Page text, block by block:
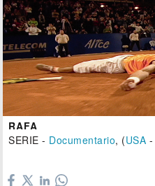
RAFA
SERIE - Documentario, (USA -